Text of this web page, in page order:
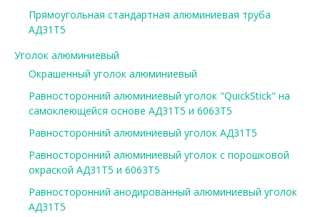
Прямоугольная стандартная алюминиевая труба
АД31Т5
Уголок алюминиевый
Окрашенный уголок алюминиевый
Равносторонний алюминиевый уголок "QuickStick" на
самоклеющейся основе АД31Т5 и 6063Т5
Равносторонний алюминиевый уголок АД31Т5
Равносторонний алюминиевый уголок с порошковой
окраской АД31Т5 и 6063Т5
Равносторонний анодированный алюминиевый уголок
АД31Т5